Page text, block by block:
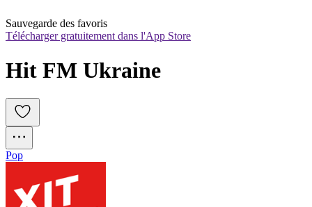
Sauvegarde des favoris
Télécharger gratuitement dans l'App Store
Hit FM Ukraine
Pop